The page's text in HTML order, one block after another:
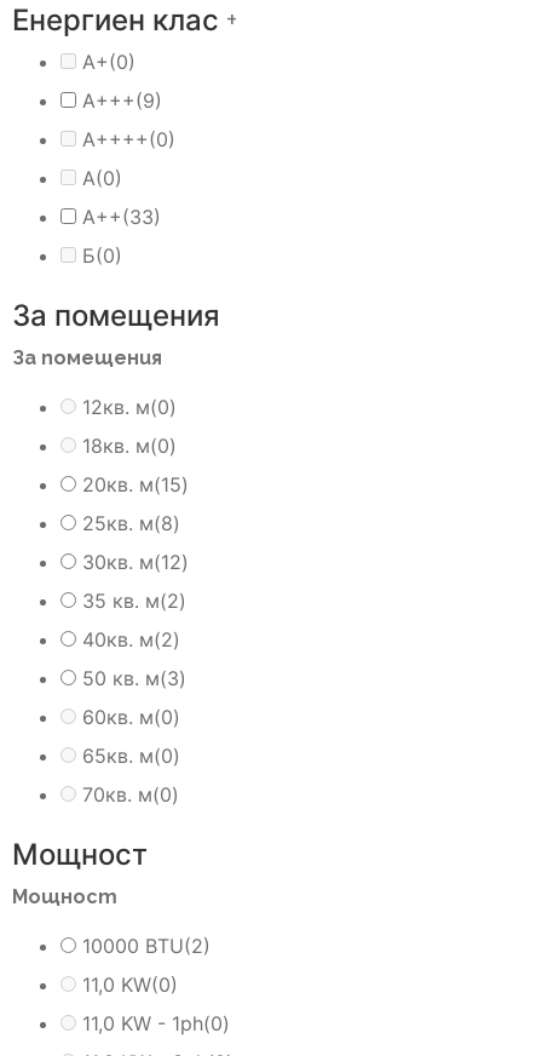
Енергиен клас +
A+(0)
A+++(9)
A++++(0)
А(0)
А++(33)
Б(0)
За помещения
За помещения
12кв. м(0)
18кв. м(0)
20кв. м(15)
25кв. м(8)
30кв. м(12)
35 кв. м(2)
40кв. м(2)
50 кв. м(3)
60кв. м(0)
65кв. м(0)
70кв. м(0)
Мощност
Мощност
10000 BTU(2)
11,0 KW(0)
11,0 KW - 1ph(0)